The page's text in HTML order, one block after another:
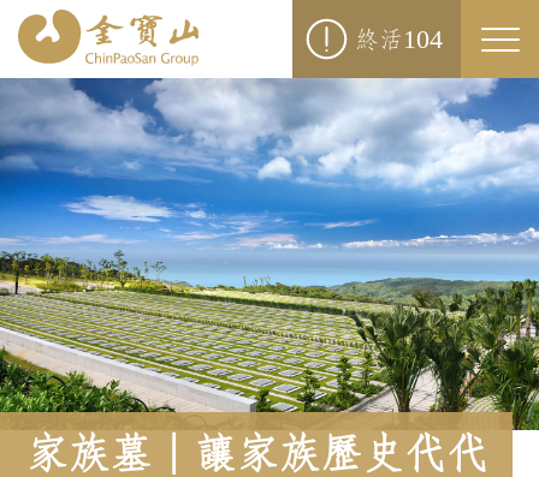
終活104
家族墓｜讓家族歷史代代